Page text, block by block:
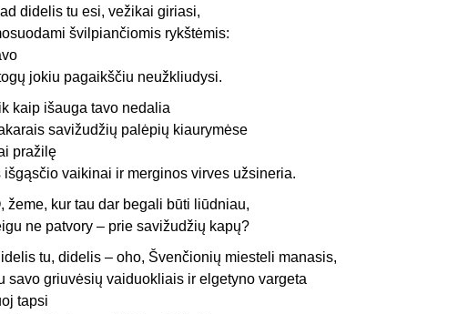
didelis tu esi, vežikai giriasi,
švilpiančiomis rykštėmis:
jokiu pagaikščiu neužkliudysi.
kaip išauga tavo nedalia
savižudžių palėpių kiaurymėse
pražilę
išgąsčio vaikinai ir merginos virves užsineria.
žeme, kur tau dar begali būti liūdniau,
ne patvory – prie savižudžių kapų?
tu, didelis – oho, Švenčionių miesteli manasis,
savo griuvėsių vaiduokliais ir elgetyno vargeta
tapsi